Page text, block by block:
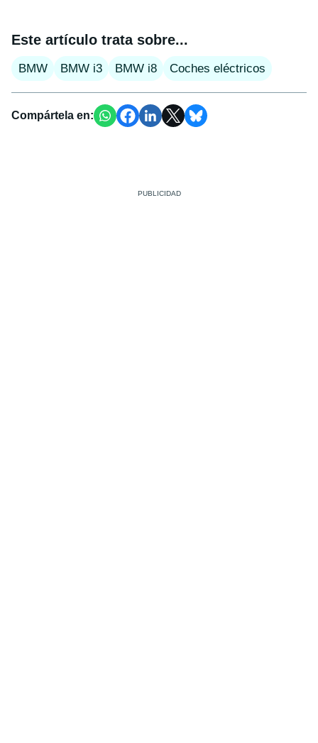
Este artículo trata sobre...
BMW BMW i3 BMW i8 Coches eléctricos
Compártela en: